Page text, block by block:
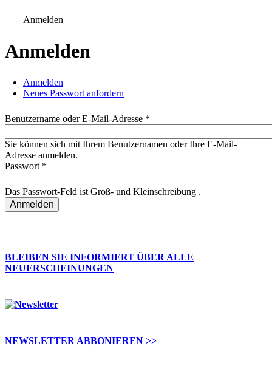
Anmelden
Anmelden
Haupt-Reiter
Anmelden
Neues Passwort anfordern
Benutzername oder E-Mail-Adresse *
Sie können sich mit Ihrem Benutzernamen oder Ihre E-Mail-
Adresse anmelden.
Passwort *
Das Passwort-Feld ist Groß- und Kleinschreibung .
BLEIBEN SIE INFORMIERT ÜBER ALLE
NEUERSCHEINUNGEN
NEWSLETTER ABBONIEREN >>